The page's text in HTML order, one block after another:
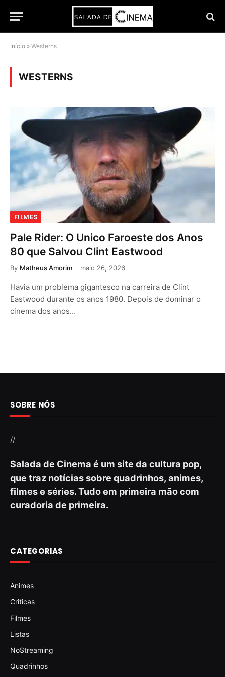
Início » Westerns
WESTERNS
FILMES
Pale Rider: O Unico Faroeste dos Anos
80 que Salvou Clint Eastwood
By Matheus Amorim maio 26, 2026
Havia um problema gigantesco na carreira de Clint
Eastwood durante os anos 1980. Depois de dominar o
cinema dos anos…
SOBRE NÓS
//
Salada de Cinema é um site da cultura pop,
que traz notícias sobre quadrinhos, animes,
filmes e séries. Tudo em primeira mão com
curadoria de primeira.
CATEGORIAS
Animes
Criticas
Filmes
Listas
NoStreaming
Quadrinhos